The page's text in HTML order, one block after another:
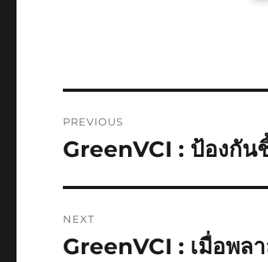
navigation
PREVIOUS
Previous
GreenVCI : ป้องกัน
NEXT
Next
GreenVCI : เมื่อพล